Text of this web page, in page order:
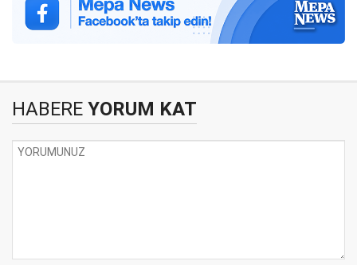
HABERE YORUM KAT